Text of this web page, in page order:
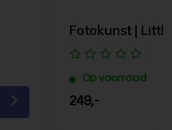
Fotokunst | Little
Op voorraad
249,-